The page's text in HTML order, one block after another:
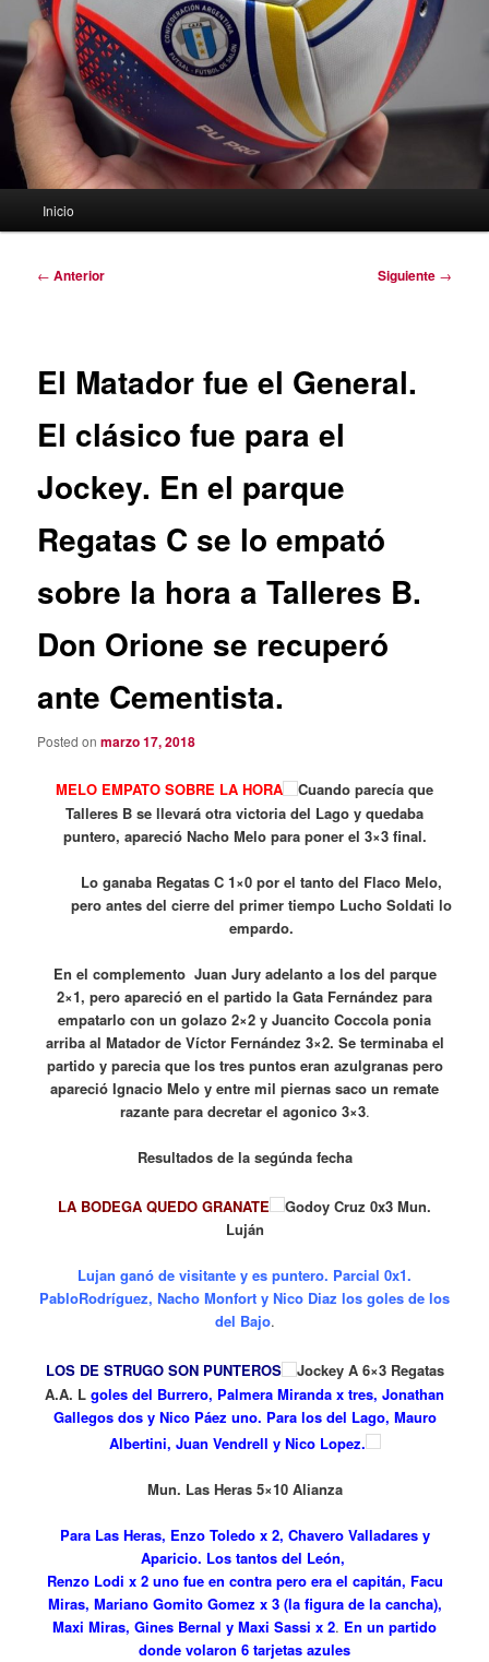
Inicio
Navegación
← Anterior Siguiente →
El Matador fue el General.
El clásico fue para el
Jockey. En el parque
Regatas C se lo empató
sobre la hora a Talleres B.
Don Orione se recuperó
ante Cementista.
Posted onmarzo 17, 2018
MELO EMPATO SOBRE LA HORA
Cuando parecía que
Talleres B se llevará otra victoria del Lago y quedaba
puntero, apareció Nacho Melo para poner el 3×3 final.
Lo ganaba Regatas C 1×0 por el tanto del Flaco Melo,
pero antes del cierre del primer tiempo Lucho Soldati lo
empardo.
En el complemento Juan Jury adelanto a los del parque
2×1, pero apareció en el partido la Gata Fernández para
empatarlo con un golazo 2×2 y Juancito Coccola ponia
arriba al Matador de Víctor Fernández 3×2. Se terminaba el
partido y parecia que los tres puntos eran azulgranas pero
apareció Ignacio Melo y entre mil piernas saco un remate
razante para decretar el agonico 3×3.
Resultados de la segúnda fecha
LA BODEGA QUEDO GRANATE
Godoy Cruz 0x3 Mun.
Luján
Lujan ganó de visitante y es puntero. Parcial 0x1.
PabloRodríguez, Nacho Monfort y Nico Diaz los goles de los
del Bajo.
LOS DE STRUGO SON PUNTEROS
Jockey A 6×3 Regatas
A.A. L goles del Burrero, Palmera Miranda x tres, Jonathan
Gallegos dos y Nico Páez uno. Para los del Lago, Mauro
Albertini, Juan Vendrell y Nico Lopez.
Mun. Las Heras 5×10 Alianza
Para Las Heras, Enzo Toledo x 2, Chavero Valladares y
Aparicio. Los tantos del León,
Renzo Lodi x 2 uno fue en contra pero era el capitán, Facu
Miras, Mariano Gomito Gomez x 3 (la figura de la cancha),
Maxi Miras, Gines Bernal y Maxi Sassi x 2. En un partido
donde volaron 6 tarjetas azules